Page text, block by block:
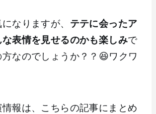
なりますが、 テテに会ったア
な表情を見せるのかも楽しみで
なのでしょうか？？😆ワクワ
報は、こちらの記事にまとめ